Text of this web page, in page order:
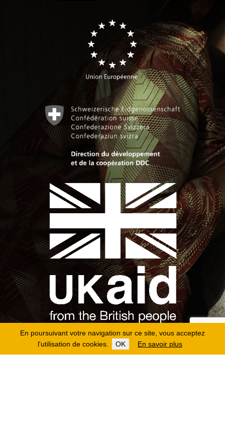
En poursuivant votre navigation sur ce site, vous acceptez
l'utilisation de cookies.
OK En savoir plus